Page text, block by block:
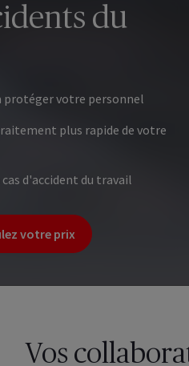
du
protéger votre personnel
plus rapide de votre
d'accident du travail
votre prix
Vos